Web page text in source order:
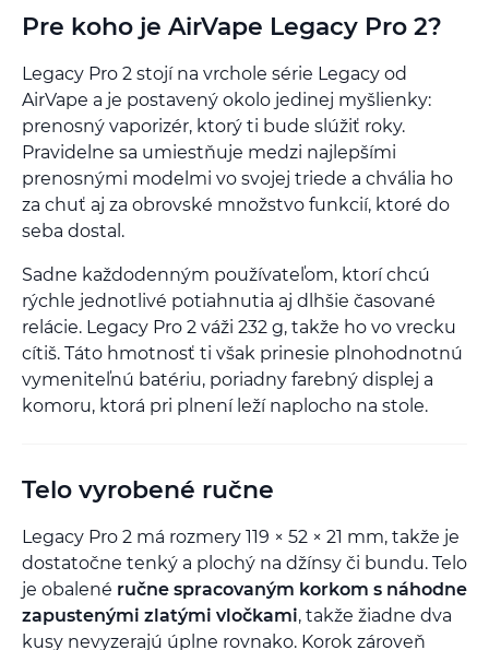
Pre koho je AirVape Legacy Pro 2?
Legacy Pro 2 stojí na vrchole série Legacy od
AirVape a je postavený okolo jedinej myšlienky:
prenosný vaporizér, ktorý ti bude slúžiť roky.
Pravidelne sa umiestňuje medzi najlepšími
prenosnými modelmi vo svojej triede a chvália ho
za chuť aj za obrovské množstvo funkcií, ktoré do
seba dostal.
Sadne každodenným používateľom, ktorí chcú
rýchle jednotlivé potiahnutia aj dlhšie časované
relácie. Legacy Pro 2 váži 232 g, takže ho vo vrecku
cítiš. Táto hmotnosť ti však prinesie plnohodnotnú
vymeniteľnú batériu, poriadny farebný displej a
komoru, ktorá pri plnení leží naplocho na stole.
Telo vyrobené ručne
Legacy Pro 2 má rozmery 119 × 52 × 21 mm, takže je
dostatočne tenký a plochý na džínsy či bundu. Telo
je obalené ručne spracovaným korkom s náhodne
zapustenými zlatými vločkami, takže žiadne dva
kusy nevyzerajú úplne rovnako. Korok zároveň